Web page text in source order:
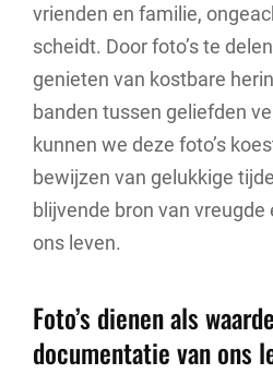
vrienden en familie,
scheidt. Door foto’s te
genieten van kostbare
banden tussen geliefden
kunnen we deze foto’s
bewijzen van gelukkige
blijvende bron van
ons leven.
Foto’s dienen als
documentatie van ons